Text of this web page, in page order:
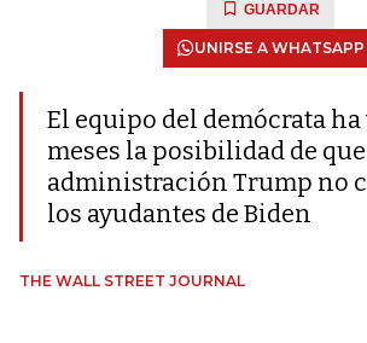
GUARDAR
UNIRSE A WHATSAPP
El equipo del demócrata ha
meses la posibilidad de
administración Trump no
los ayudantes de Biden
THE WALL STREET JOURNAL